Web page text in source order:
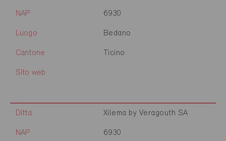
NAP 6930
Luogo Bedano
Cantone Ticino
Sito web
Ditta Xilema by Veragouth SA
NAP 6930